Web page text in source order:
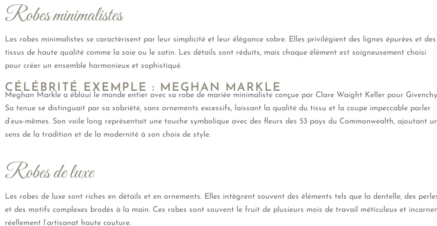
Robes minimalistes
Les robes minimalistes se caractérisent par leur simplicité et leur élégance sobre. Elles privilégient des lignes épurées et des
tissus de haute qualité comme la soie ou le satin. Les détails sont réduits, mais chaque élément est soigneusement choisi
pour créer un ensemble harmonieux et sophistiqué.
CÉLÉBRITÉ EXEMPLE : MEGHAN MARKLE
Meghan Markle a ébloui le monde entier avec sa robe de mariée minimaliste conçue par Clare Waight Keller pour
Sa tenue se distinguait par sa sobriété, sans ornements excessifs, laissant la qualité du tissu et la coupe impeccable parler
d’eux-mêmes. Son voile long représentait une touche symbolique avec des fleurs des 53 pays du Commonwealth, ajoutant
sens de la tradition et de la modernité à son choix de style.
Robes de luxe
Les robes de luxe sont riches en détails et en ornements. Elles intègrent souvent des éléments tels que la dentelle, des
et des motifs complexes brodés à la main. Ces robes sont souvent le fruit de plusieurs mois de travail méticuleux et
réellement l’artisanat haute couture.